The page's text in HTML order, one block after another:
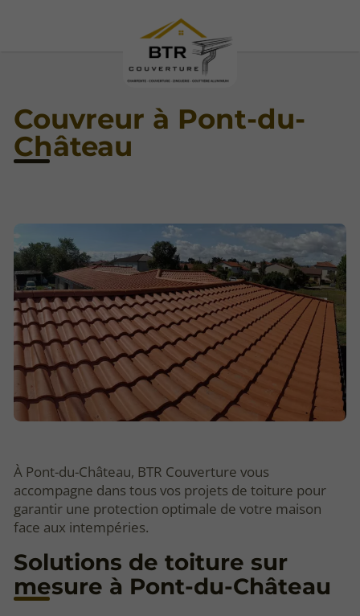
Couvreur à Pont-du-
Château
À Pont-du-Château, BTR Couverture vous
accompagne dans tous vos projets de toiture pour
garantir une protection optimale de votre maison
face aux intempéries.
Solutions de toiture sur
mesure à Pont-du-Château